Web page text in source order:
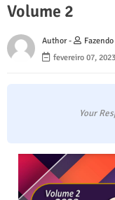
Volume 2
Author -
fevereiro 07, 2023
Your